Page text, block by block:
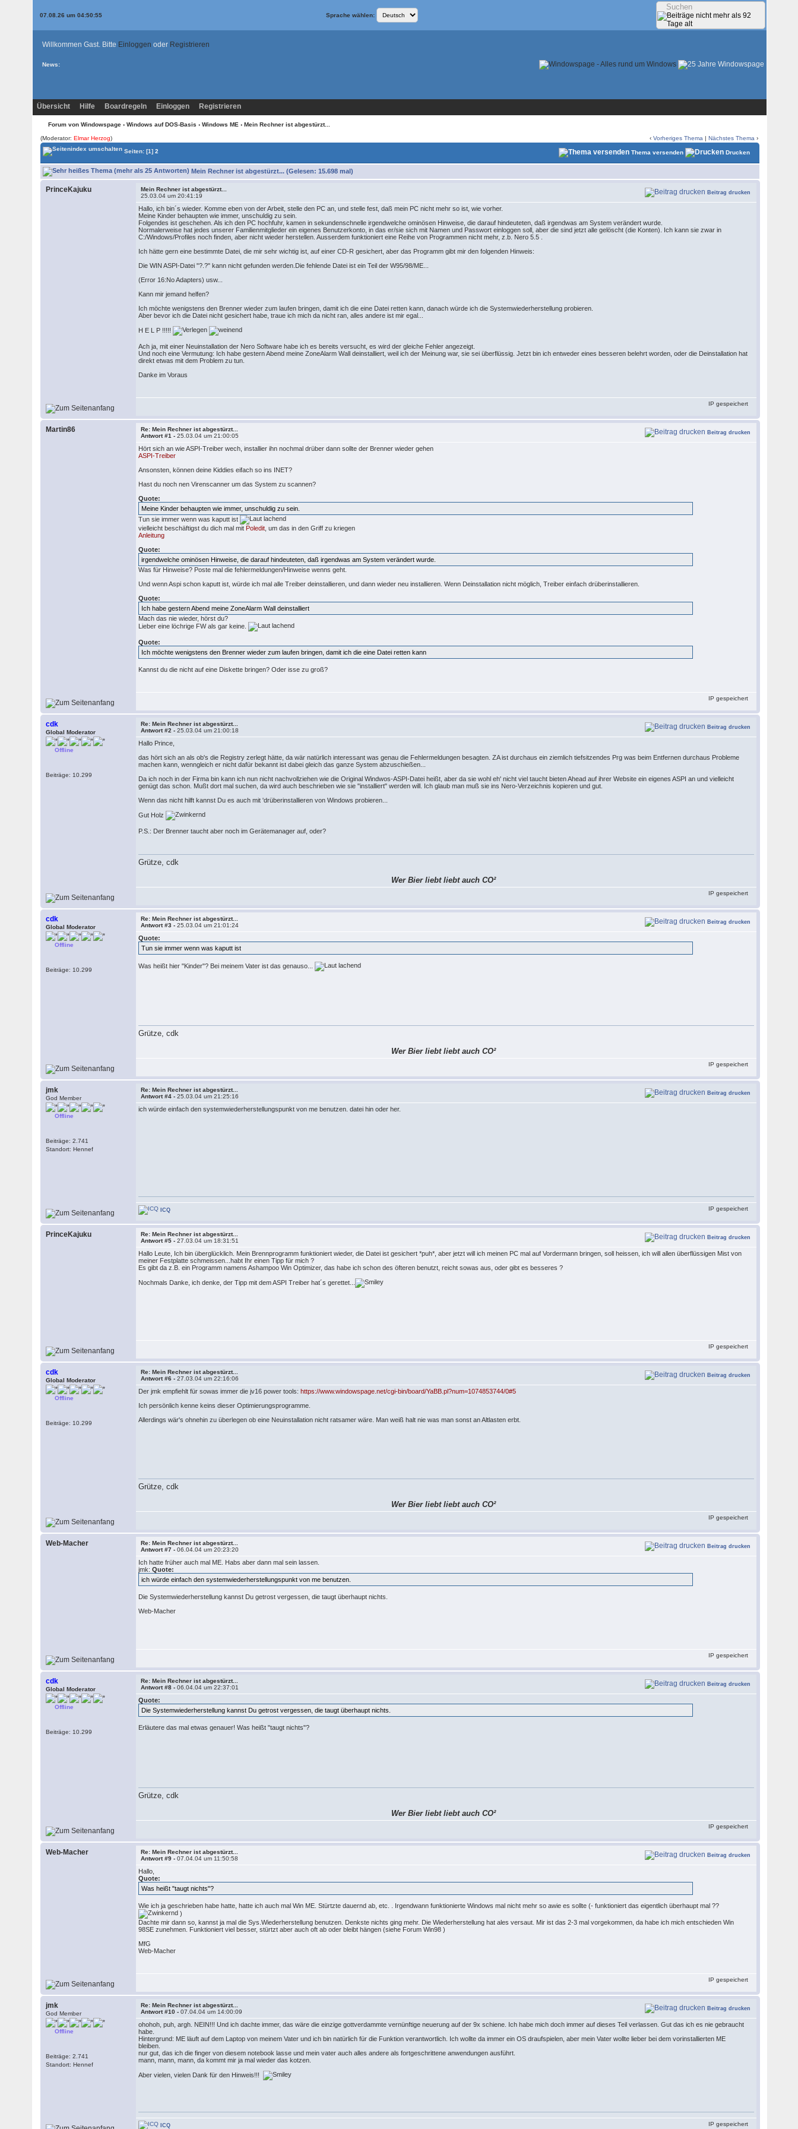
07.08.26 um 04:50:55 Sprache wählen:
Willkommen Gast. Bitte Einloggen oder Registrieren
News:
Übersicht Hilfe Boardregeln Einloggen Registrieren
Forum von Windowspage › Windows auf DOS-Basis › Windows ME › Mein Rechner ist abgestürzt...
(Moderator:Elmar Herzog) ‹Vorheriges Thema |Nächstes Thema ›
Seiten:[1] 2 Thema versenden Drucken
Mein Rechner ist abgestürzt... (Gelesen: 15.698 mal)
PrinceKajuku
Mein Rechner ist abgestürzt...
25.03.04 um 20:41:19
Beitrag drucken
Hallo, ich bin´s wieder. Komme eben von der Arbeit, stelle den PC an, und stelle fest, daß mein PC nicht mehr so ist, wie vorher.
Meine Kinder behaupten wie immer, unschuldig zu sein.
Folgendes ist geschehen. Als ich den PC hochfuhr, kamen in sekundenschnelle irgendwelche ominösen Hinweise, die darauf hindeuteten, daß irgendwas am System verändert wurde.
Normalerweise hat jedes unserer Familienmitglieder ein eigenes Benutzerkonto, in das er/sie sich mit Namen und Passwort einloggen soll, aber die sind jetzt alle gelöscht (die Konten). Ich kann sie zwar in
C:/Windows/Profiles noch finden, aber nicht wieder herstellen. Ausserdem funktioniert eine Reihe von Programmen nicht mehr, z.b. Nero 5.5 .
Ich hätte gern eine bestimmte Datei, die mir sehr wichtig ist, auf einer CD-R gesichert, aber das Programm gibt mir den folgenden Hinweis:
Die WIN ASPI-Datei "?.?" kann nicht gefunden werden.Die fehlende Datei ist ein Teil der W95/98/ME...
(Error 16:No Adapters) usw...
Kann mir jemand helfen?
Ich möchte wenigstens den Brenner wieder zum laufen bringen, damit ich die eine Datei retten kann, danach würde ich die Systemwiederherstellung probieren.
Aber bevor ich die Datei nicht gesichert habe, traue ich mich da nicht ran, alles andere ist mir egal...
H E L P !!!!!
Ach ja, mit einer Neuinstallation der Nero Software habe ich es bereits versucht, es wird der gleiche Fehler angezeigt.
Und noch eine Vermutung: Ich habe gestern Abend meine ZoneAlarm Wall deinstalliert, weil ich der Meinung war, sie sei überflüssig. Jetzt bin ich entweder eines besseren belehrt worden, oder die Deinstallation hat
direkt etwas mit dem Problem zu tun.
Danke im Voraus
IP gespeichert
Martin86
Re: Mein Rechner ist abgestürzt...
Antwort #1 -25.03.04 um 21:00:05 Beitrag drucken
Hört sich an wie ASPI-Treiber wech, installier ihn nochmal drüber dann sollte der Brenner wieder gehen
ASPI-Treiber
Ansonsten, können deine Kiddies eifach so ins INET?
Hast du noch nen Virenscanner um das System zu scannen?
Quote:
Meine Kinder behaupten wie immer, unschuldig zu sein.
Tun sie immer wenn was kaputt ist
vielleicht beschäftigst du dich mal mit Poledit , um das in den Griff zu kriegen
Anleitung
Quote:
irgendwelche ominösen Hinweise, die darauf hindeuteten, daß irgendwas am System verändert wurde.
Was für Hinweise? Poste mal die fehlermeldungen/Hinweise wenns geht.
Und wenn Aspi schon kaputt ist, würde ich mal alle Treiber deinstallieren, und dann wieder neu installieren. Wenn Deinstallation nicht möglich, Treiber einfach drüberinstallieren.
Quote:
Ich habe gestern Abend meine ZoneAlarm Wall deinstalliert
Mach das nie wieder, hörst du?
Lieber eine löchrige FW als gar keine.
Quote:
Ich möchte wenigstens den Brenner wieder zum laufen bringen, damit ich die eine Datei retten kann
Kannst du die nicht auf eine Diskette bringen? Oder isse zu groß?
IP gespeichert
cdk
Global Moderator
Offline
Beiträge: 10.299
Re: Mein Rechner ist abgestürzt...
Antwort #2 -25.03.04 um 21:00:18 Beitrag drucken
Hallo Prince,
das hört sich an als ob's die Registry zerlegt hätte, da wär natürlich interessant was genau die Fehlermeldungen besagten. ZA ist durchaus ein ziemlich tiefsitzendes Prg was beim Entfernen durchaus Probleme
machen kann, wenngleich er nicht dafür bekannt ist dabei gleich das ganze System abzuschießen...
Da ich noch in der Firma bin kann ich nun nicht nachvollziehen wie die Original Windwos-ASPI-Datei heißt, aber da sie wohl eh' nicht viel taucht bieten Ahead auf ihrer Website ein eigenes ASPI an und vielleicht
genügt das schon. Mußt dort mal suchen, da wird auch beschrieben wie sie "installiert" werden will. Ich glaub man muß sie ins Nero-Verzeichnis kopieren und gut.
Wenn das nicht hilft kannst Du es auch mit 'drüberinstallieren von Windows probieren...
Gut Holz
P.S.: Der Brenner taucht aber noch im Gerätemanager auf, oder?
Grütze, cdk
Wer Bier liebt liebt auch CO²
IP gespeichert
cdk
Global Moderator
Offline
Beiträge: 10.299
Re: Mein Rechner ist abgestürzt...
Antwort #3 -25.03.04 um 21:01:24 Beitrag drucken
Quote:
Tun sie immer wenn was kaputt ist
Was heißt hier "Kinder"? Bei meinem Vater ist das genauso...
Grütze, cdk
Wer Bier liebt liebt auch CO²
IP gespeichert
jmk
God Member
Offline
Beiträge: 2.741
Standort: Hennef
Re: Mein Rechner ist abgestürzt...
Antwort #4 -25.03.04 um 21:25:16 Beitrag drucken
ich würde einfach den systemwiederherstellungspunkt von me benutzen. datei hin oder her.
ICQ IP gespeichert
PrinceKajuku
Re: Mein Rechner ist abgestürzt...
Antwort #5 -27.03.04 um 18:31:51 Beitrag drucken
Hallo Leute, Ich bin überglücklich. Mein Brennprogramm funktioniert wieder, die Datei ist gesichert *puh*, aber jetzt will ich meinen PC mal auf Vordermann bringen, soll heissen, ich will allen überflüssigen Mist von
meiner Festplatte schmeissen...habt Ihr einen Tipp für mich ?
Es gibt da z.B. ein Programm namens Ashampoo Win Optimizer, das habe ich schon des öfteren benutzt, reicht sowas aus, oder gibt es besseres ?
Nochmals Danke, ich denke, der Tipp mit dem ASPI Treiber hat´s gerettet...
IP gespeichert
cdk
Global Moderator
Offline
Beiträge: 10.299
Re: Mein Rechner ist abgestürzt...
Antwort #6 -27.03.04 um 22:16:06 Beitrag drucken
Der jmk empfiehlt für sowas immer die jv16 power tools:https://www.windowspage.net/cgi-bin/board/YaBB.pl?num=1074853744/0#5
Ich persönlich kenne keins dieser Optimierungsprogramme.
Allerdings wär's ohnehin zu überlegen ob eine Neuinstallation nicht ratsamer wäre. Man weiß halt nie was man sonst an Altlasten erbt.
Grütze, cdk
Wer Bier liebt liebt auch CO²
IP gespeichert
Web-Macher
Re: Mein Rechner ist abgestürzt...
Antwort #7 -06.04.04 um 20:23:20 Beitrag drucken
Ich hatte früher auch mal ME. Habs aber dann mal sein lassen.
jmk:Quote:
ich würde einfach den systemwiederherstellungspunkt von me benutzen.
Die Systemwiederherstellung kannst Du getrost vergessen, die taugt überhaupt nichts.
Web-Macher
IP gespeichert
cdk
Global Moderator
Offline
Beiträge: 10.299
Re: Mein Rechner ist abgestürzt...
Antwort #8 -06.04.04 um 22:37:01 Beitrag drucken
Quote:
Die Systemwiederherstellung kannst Du getrost vergessen, die taugt überhaupt nichts.
Erläutere das mal etwas genauer! Was heißt "taugt nichts"?
Grütze, cdk
Wer Bier liebt liebt auch CO²
IP gespeichert
Web-Macher
Re: Mein Rechner ist abgestürzt...
Antwort #9 -07.04.04 um 11:50:58 Beitrag drucken
Hallo,
Quote:
Was heißt "taugt nichts"?
Wie ich ja geschrieben habe hatte, hatte ich auch mal Win ME. Stürtzte dauernd ab, etc. . Irgendwann funktionierte Windows mal nicht mehr so awie es sollte (- funktioniert das eigentlich überhaupt mal ??
)
Dachte mir dann so, kannst ja mal die Sys.Wiederherstellung benutzen. Denkste nichts ging mehr. Die Wiederherstellung hat ales versaut. Mir ist das 2-3 mal vorgekommen, da habe ich mich entschieden Win
98SE zunehmen. Funktioniert viel besser, stürtzt aber auch oft ab oder bleibt hängen (siehe Forum Win98 )
MfG
Web-Macher
IP gespeichert
jmk
God Member
Offline
Beiträge: 2.741
Standort: Hennef
Re: Mein Rechner ist abgestürzt...
Antwort #10 -07.04.04 um 14:00:09 Beitrag drucken
ohohoh, puh, argh. NEIN!!! Und ich dachte immer, das wäre die einzige gottverdammte vernünftige neuerung auf der 9x schiene. Ich habe mich doch immer auf dieses Teil verlassen. Gut das ich es nie gebraucht
habe.
Hintergrund: ME läuft auf dem Laptop von meinem Vater und ich bin natürlich für die Funktion verantwortlich. Ich wollte da immer ein OS draufspielen, aber mein Vater wollte lieber bei dem vorinstallierten ME
bleiben.
nur gut, das ich die finger von diesem notebook lasse und mein vater auch alles andere als fortgeschrittene anwendungen ausführt.
mann, mann, mann, da kommt mir ja mal wieder das kotzen.
Aber vielen, vielen Dank für den Hinweis!!!
ICQ IP gespeichert